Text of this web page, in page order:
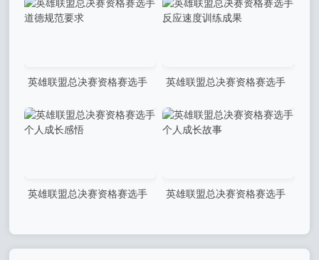
英雄联盟总决赛资格赛选手
道德规范要求
英雄联盟总决赛资格赛选手
反应速度训练成果
英雄联盟总决赛资格赛选手
英雄联盟总决赛资格赛选手